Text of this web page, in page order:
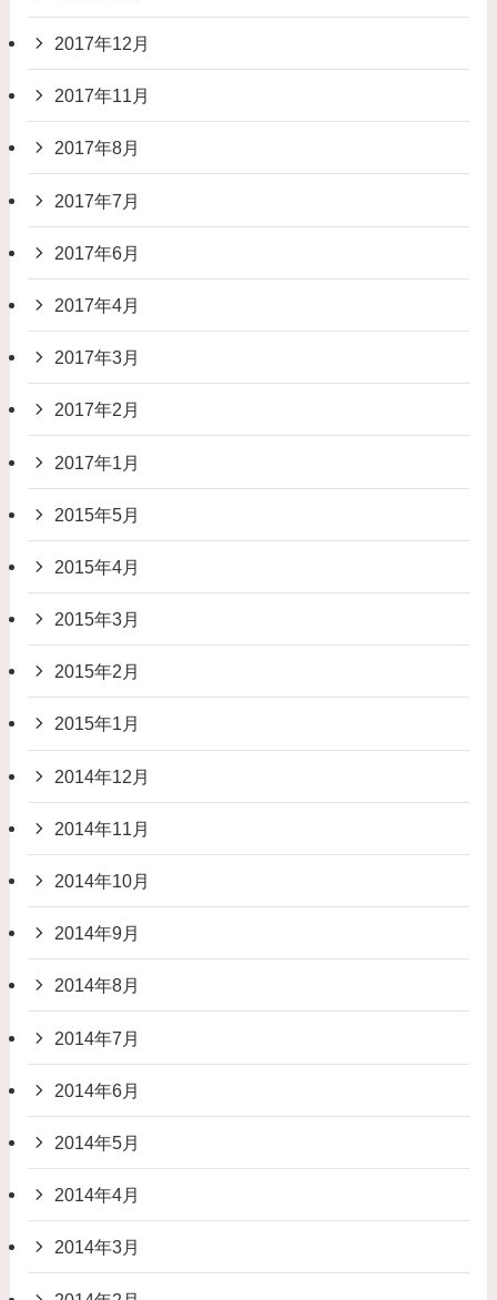
2017年12月
2017年11月
2017年8月
2017年7月
2017年6月
2017年4月
2017年3月
2017年2月
2017年1月
2015年5月
2015年4月
2015年3月
2015年2月
2015年1月
2014年12月
2014年11月
2014年10月
2014年9月
2014年8月
2014年7月
2014年6月
2014年5月
2014年4月
2014年3月